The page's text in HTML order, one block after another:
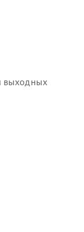
выходных